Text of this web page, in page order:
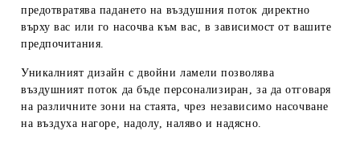
предотвратява падането на въздушния поток директно
върху вас или го насочва към вас, в зависимост от вашите
предпочитания.
Уникалният дизайн с двойни ламели позволява
въздушният поток да бъде персонализиран, за да отговаря
на различните зони на стаята, чрез независимо насочване
на въздуха нагоре, надолу, наляво и надясно.